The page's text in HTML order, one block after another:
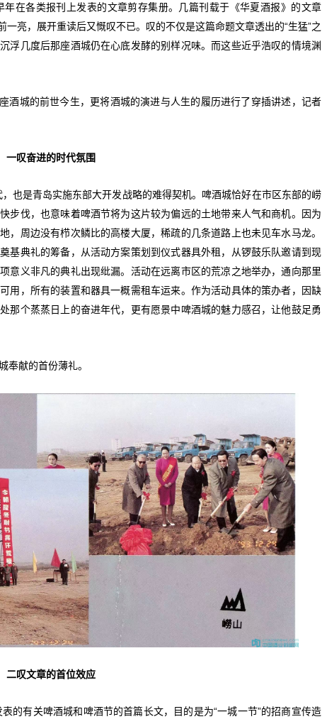
在各类报刊上发表的文章剪存集册。几篇刊载于《华夏酒报》的文章
亮，展开重读后又慨叹不已。叹的不仅是这篇命题文章透出的“生猛”之
浮几度后那座酒城仍在心底发酵的别样况味。而这些近乎浩叹的情境渊
酒城的前世今生，更将酒城的演进与人生的履历进行了穿插讲述，记者
一叹奋进的时代氛围
也是青岛实施东部大开发战略的难得契机。啤酒城恰好在市区东部的崂
步伐，也意味着啤酒节将为这片较为偏远的土地带来人气和商机。因为
，周边没有栉次鳞比的高楼大厦，稀疏的几条道路上也未见车水马龙。
基典礼的筹备，从活动方案策划到仪式器具外租，从锣鼓乐队邀请到现
意义非凡的典礼出现纰漏。活动在远离市区的荒凉之地举办，通向那里
用，所有的装置和器具一概需租车运来。作为活动具体的策办者，因缺
那个蒸蒸日上的奋进年代，更有愿景中啤酒城的魅力感召，让他鼓足勇
奉献的首份薄礼。
二叹文章的首位效应
的有关啤酒城和啤酒节的首篇长文，目的是为“一城一节”的招商宣传造